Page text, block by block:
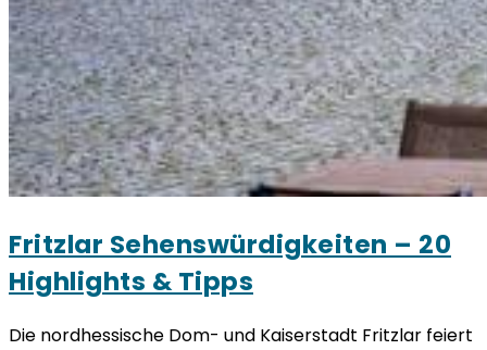
Fritzlar Sehenswürdigkeiten – 20
Highlights & Tipps
Die nordhessische Dom- und Kaiserstadt Fritzlar feiert